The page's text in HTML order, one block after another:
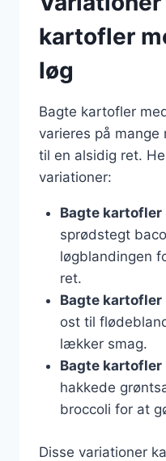
kartofler
løg
Bagte kartofler
varieres på mange
til en alsidig ret.
variationer:
Bagte kartofler
sprødstegt
løgblandingen
ret.
Bagte kartofler
ost til
lækker smag.
Bagte
hakkede
broccoli for at
Disse variationer